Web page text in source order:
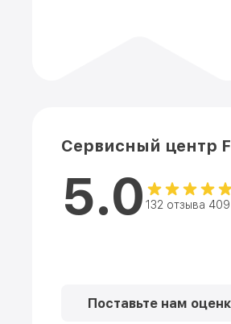
Сервисный центр
5.0 132 отзыва
Поставьте нам